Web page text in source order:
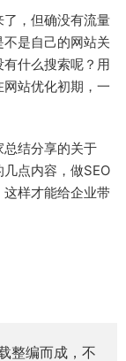
，但确没有流量
是自己的网站关
什么搜索呢？用
站优化初期，一
结分享的关于
点内容，做SEO
样才能给企业带
整编而成，不